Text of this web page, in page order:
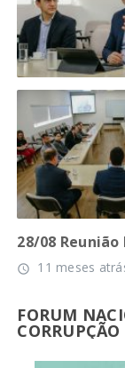
28/08 Reunião
access_time 11 meses
FORUM
CORRUPÇÃO